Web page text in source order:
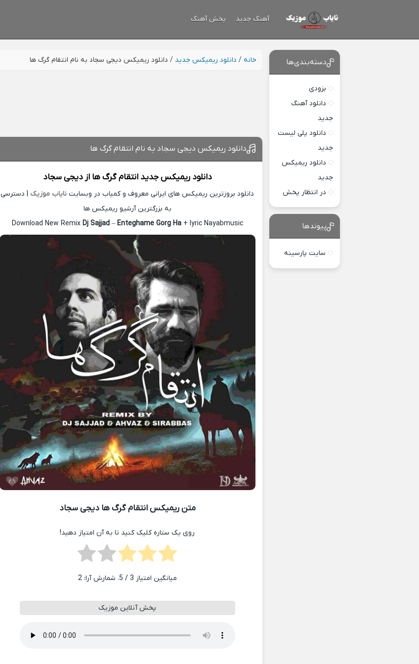
آهنگ جدید پخش آهنگ
خانه / دانلود ریمیکس جدید / دانلود ریمیکس دیجی سجاد به نام انتقام گرگ ها
دانلود ریمیکس دیجی سجاد به نام انتقام گرگ ها
دانلود ریمیکس جدید انتقام گرگ ها ازدیجی سجاد
دانلود بروزترین ریمیکس های ایرانی معروف و کمیاب در وبسایت نایاب موزیک | دسترسی
به بزرگترین آرشیو ریمیکس ها
Download New Remix Dj Sajjad– Enteghame Gorg Ha+ lyric Nayabmusic
متن ریمیکس انتقام گرگ ها دیجی سجاد
روی یک ستاره کلیک کنید تا به آن امتیاز دهید!
میانگین امتیاز 3 / 5. شمارش آرا: 2
پخش آنلاین موزیک
دسته‌بندی‌ها
بزودی
دانلود آهنگ
جدید
دانلود پلی لیست
جدید
دانلود ریمیکس
جدید
در انتظار پخش
پیوندها
سایت پارسینه